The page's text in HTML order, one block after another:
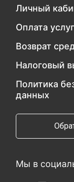
Личный
Оплата услуг
Возврат
Налоговый
Политика
данных
Мы в